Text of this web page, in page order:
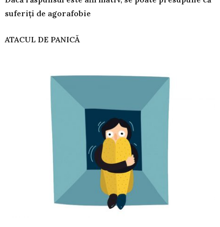
suferiți de agorafobie
ATACUL DE PANICĂ